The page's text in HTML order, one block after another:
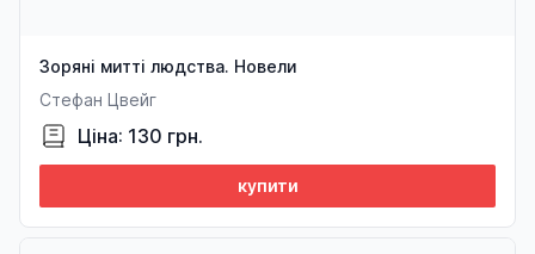
Зоряні митті людства. Новели
Стефан Цвейг
Ціна: 130 грн.
купити